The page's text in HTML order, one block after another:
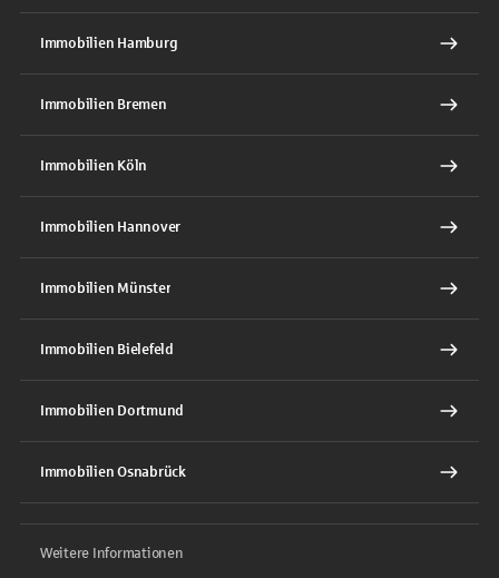
Immobilien Hamburg
Immobilien Bremen
Immobilien Köln
Immobilien Hannover
Immobilien Münster
Immobilien Bielefeld
Immobilien Dortmund
Immobilien Osnabrück
Weitere Informationen